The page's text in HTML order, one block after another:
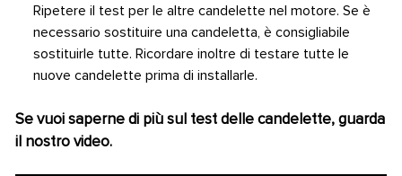
Ripetere il test per le altre candelette nel motore. Se è
necessario sostituire una candeletta, è consigliabile
sostituirle tutte. Ricordare inoltre di testare tutte le
nuove candelette prima di installarle.
Se vuoi saperne di più sul test delle candelette, guarda
il nostro video.